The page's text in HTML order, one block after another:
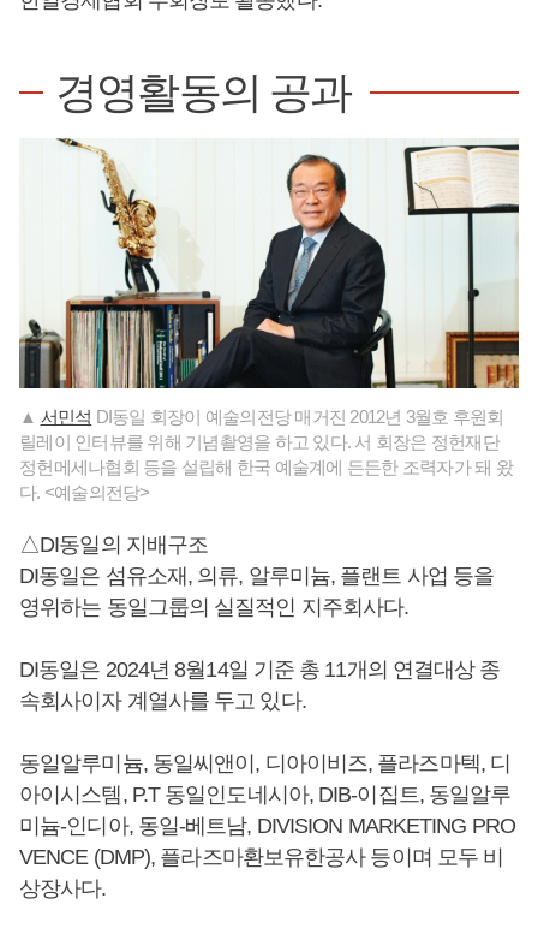
경영활동의 공과
▲ 서민석 DI동일 회장이 예술의전당 매거진 2012년 3월호 후원회
릴레이 인터뷰를 위해 기념촬영을 하고 있다. 서 회장은 정헌재단
정헌메세나협회 등을 설립해 한국 예술계에 든든한 조력자가 돼 왔
다. <예술의전당>
△DI동일의 지배구조
DI동일은 섬유소재, 의류, 알루미늄, 플랜트 사업 등을
영위하는 동일그룹의 실질적인 지주회사다.
DI동일은 2024년 8월14일 기준 총 11개의 연결대상 종
속회사이자 계열사를 두고 있다.
동일알루미늄, 동일씨앤이, 디아이비즈, 플라즈마텍, 디
아이시스템, P.T 동일인도네시아, DIB-이집트, 동일알루
미늄-인디아, 동일-베트남, DIVISION MARKETING PRO
VENCE (DMP), 플라즈마환보유한공사 등이며 모두 비
상장사다.